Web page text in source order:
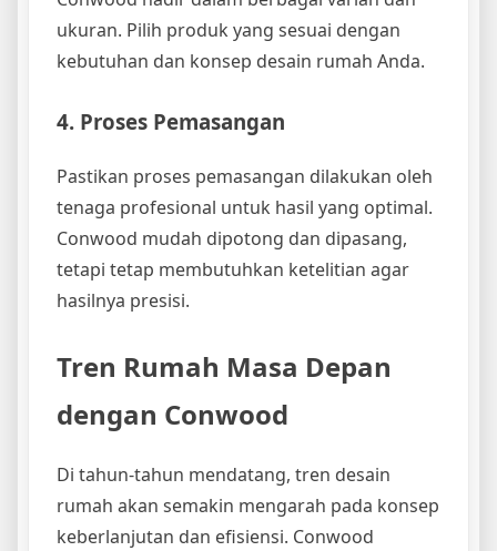
ukuran. Pilih produk yang sesuai dengan
kebutuhan dan konsep desain rumah Anda.
4. Proses Pemasangan
Pastikan proses pemasangan dilakukan oleh
tenaga profesional untuk hasil yang optimal.
Conwood mudah dipotong dan dipasang,
tetapi tetap membutuhkan ketelitian agar
hasilnya presisi.
Tren Rumah Masa Depan
dengan Conwood
Di tahun-tahun mendatang, tren desain
rumah akan semakin mengarah pada konsep
keberlanjutan dan efisiensi. Conwood